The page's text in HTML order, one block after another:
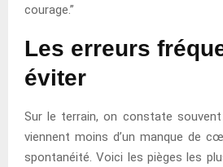
courage.”
Les erreurs
éviter
Sur le terrain, on constate
viennent moins d’un manque de
spontanéité. Voici les pièges les